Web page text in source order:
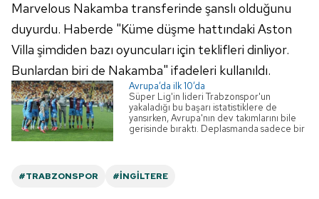
kullanılmaktadır. Diğer çerezler, sitemizin daha işlevsel
kılınması ve kişiselleştirilmesi ve sizlere yönelik
reklam/pazarlama faaliyetlerinin yapılması, amaçlarıyla
sınırlı olarak açık rızanız dahilinde kullanılacaktır.
Çerezlere ilişkin tercihlerinizi aşağıda yer alan panel
vasıtasıyla belirleyebilirsiniz. Çerezlere ilişkin detaylı bilgi
için Ayarlar butonuna tıklayabilir,Çerez Bilgilendirme
6698 sayılı Kişisel Verilerin Korunması Kanunu uyarınca
Marvelous Nakamba transferinde şanslı olduğunu
duyurdu. Haberde "Küme düşme hattındaki Aston
Villa şimdiden bazı oyuncuları için teklifleri dinliyor.
Bunlardan biri de Nakamba" ifadeleri kullanıldı.
Avrupa’da ilk 10’da
Süper Lig'in lideri Trabzonspor'un
yakaladığı bu başarı istatistiklere de
yansırken, Avrupa'nın dev takımlarını bile
gerisinde bıraktı. Deplasmanda sadece bir
#TRABZONSPOR #İNGILTERE